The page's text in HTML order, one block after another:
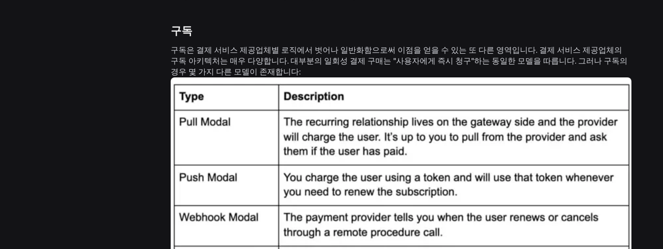
구독
구독은 결제 서비스 제공업체별 로직에서 벗어나 일반화함으로써 이점을 얻을 수 있는 또 다른 영역입니다. 결제 서비스 제공업체의
구독 아키텍처는 매우 다양합니다. 대부분의 일회성 결제 구매는 "사용자에게 즉시 청구"하는 동일한 모델을 따릅니다. 그러나 구독의
경우 몇 가지 다른 모델이 존재합니다: